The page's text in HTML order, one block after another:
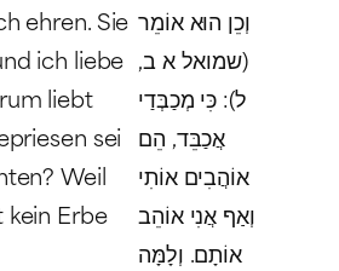
ehren. Sie
ich liebe
liebt
sei
Weil
Erbe
וְכֵן הוּא אוֹמֵר
(שמואל א ב,
ל): כִּי מְכַבְּדַי
אֲכַבֵּד, הֵם
אוֹהֲבִים אוֹתִי
וְאַף אֲנִי אוֹהֵב
אוֹתָם. וְלָמָּה